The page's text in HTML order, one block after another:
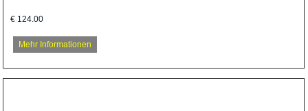
€ 124.00
Mehr Informationen